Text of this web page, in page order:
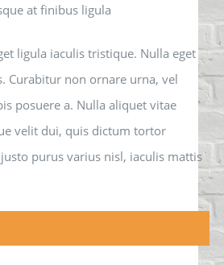
at finibus ligula
ligula iaculis tristique. Nulla eget
Curabitur non ornare urna, vel
posuere a. Nulla aliquet vitae
velit dui, quis dictum tortor
purus varius nisl, iaculis mattis